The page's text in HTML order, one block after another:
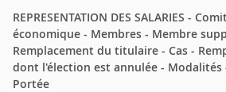
REPRESENTATION DES SALARIES -
économique - Membres - Membre
Remplacement du titulaire - Cas -
dont l'élection est annulée -
Portée